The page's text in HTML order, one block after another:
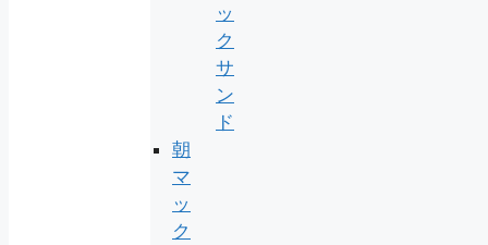
ッ
ク
サ
ン
ド
朝
マ
ッ
ク